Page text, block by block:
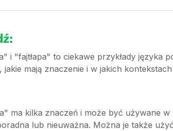
i "fajtłapa" to ciekawe przykłady
mają znaczenie i w jakich
ma kilka znaczeń i może być używane
lub nieuważna. Można je także